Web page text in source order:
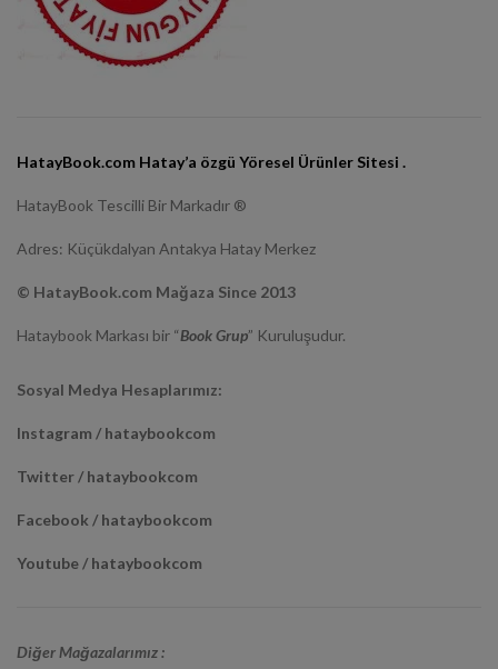
HatayBook.com Hatay’a özgü Yöresel Ürünler Sitesi .
HatayBook Tescilli Bir Markadır ®
Adres: Küçükdalyan Antakya Hatay Merkez
© HatayBook.com Mağaza Since 2013
Hataybook Markası bir “Book Grup” Kuruluşudur.
Sosyal Medya Hesaplarımız:
Instagram / hataybookcom
Twitter / hataybookcom
Facebook / hataybookcom
Youtube / hataybookcom
Diğer Mağazalarımız :